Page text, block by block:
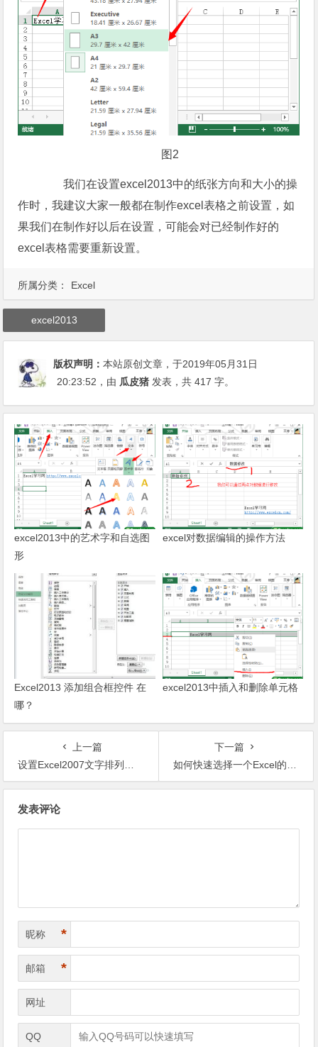
图2
我们在设置excel2013中的纸张方向和大小的操
作时，我建议大家一般都在制作excel表格之前设置，如
果我们在制作好以后在设置，可能会对已经制作好的
excel表格需要重新设置。
所属分类： Excel
excel2013
版权声明：本站原创文章，于2019年05月31日
20:23:52 ，由 瓜皮猪 发表，共 417 字。
excel2013中的艺术字和自选图
形
excel对数据编辑的操作方法
Excel2013 添加组合框控件 在
哪？
excel2013中插入和删除单元格
上一篇
设置Excel2007文字排列方向
下一篇
如何快速选择一个Excel的单元格
发表评论
昵称 *
邮箱 *
网址
QQ